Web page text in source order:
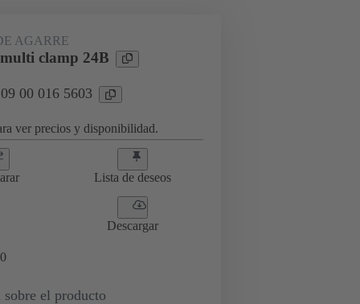
AGARRE
clamp 24B
00 016 5603
ver precios y disponibilidad.
Lista de deseos
Descargar
0
sobre el producto